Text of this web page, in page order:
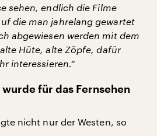
sehen, endlich die Filme
die man jahrelang gewartet
abgewiesen werden mit dem
Hüte, alte Zöpfe, dafür
interessieren.“
für das Fernsehen
nicht nur der Westen, so